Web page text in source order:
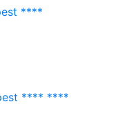
****
**** ****